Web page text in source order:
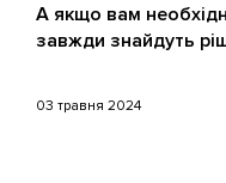
А якщо вам
завжди знайдуть
03 травня 2024